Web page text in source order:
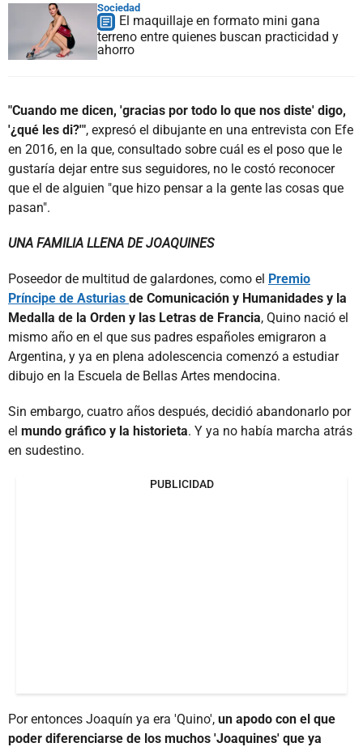
Sociedad
El maquillaje en formato mini gana
terreno entre quienes buscan practicidad y
ahorro
"Cuando me dicen, 'gracias por todo lo que nos diste' digo,
'¿qué les di?'", expresó el dibujante en una entrevista con Efe
en 2016, en la que, consultado sobre cuál es el poso que le
gustaría dejar entre sus seguidores, no le costó reconocer
que el de alguien "que hizo pensar a la gente las cosas que
pasan".
UNA FAMILIA LLENA DE JOAQUINES
Poseedor de multitud de galardones, como el Premio
Príncipe de Asturias de Comunicación y Humanidades y la
Medalla de la Orden y las Letras de Francia, Quino nació el
mismo año en el que sus padres españoles emigraron a
Argentina, y ya en plena adolescencia comenzó a estudiar
dibujo en la Escuela de Bellas Artes mendocina.
Sin embargo, cuatro años después, decidió abandonarlo por
el mundo gráfico y la historieta. Y ya no había marcha atrás
en sudestino.
PUBLICIDAD
Por entonces Joaquín ya era 'Quino', un apodo con el que
poder diferenciarse de los muchos 'Joaquines' que ya